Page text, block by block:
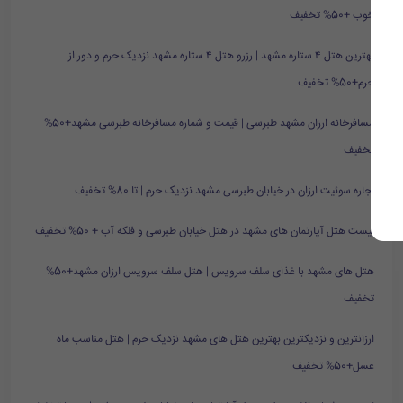
خوب +50% تخفیف
بهترین هتل ۴ ستاره مشهد | رزرو هتل ۴ ستاره مشهد نزدیک حرم و دور از
حرم+50% تخفیف
مسافرخانه ارزان مشهد طبرسی | قیمت و شماره مسافرخانه طبرسی مشهد+50%
تخفیف
اجاره سوئیت ارزان در خیابان طبرسی مشهد نزدیک حرم | تا 80% تخفیف
لیست هتل آپارتمان های مشهد در هتل خیابان طبرسی و فلکه آب + 50% تخفیف
هتل های مشهد با غذای سلف سرویس | هتل سلف سرویس ارزان مشهد+50%
تخفیف
ارزانترین و نزدیکترین بهترین هتل های مشهد نزدیک حرم | هتل مناسب ماه
عسل+50% تخفیف